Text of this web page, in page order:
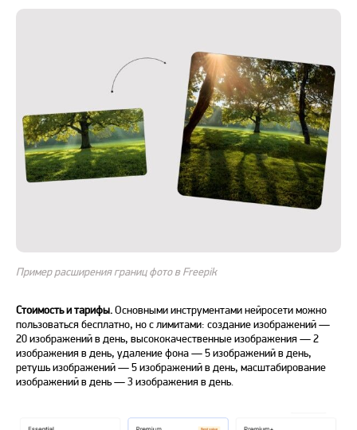
Пример расширения границ фото в Freepik
Стоимость и тарифы.Основными инструментами нейросети можно
пользоваться бесплатно, но с лимитами: созданиеизображений—
20изображенийв день, высококачественные изображения — 2
изображения в день, удаление фона — 5изображенийв день,
ретушьизображений— 5изображенийв день, масштабирование
изображенийв день — 3 изображения в день.